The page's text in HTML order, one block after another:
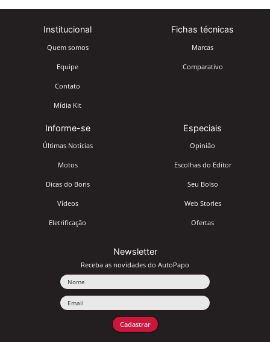
Institucional
Quem somos
Equipe
Contato
Mídia Kit
Fichas técnicas
Marcas
Comparativo
Informe-se
Últimas Notícias
Motos
Dicas do Boris
Vídeos
Eletrificação
Especiais
Opinião
Escolhas do Editor
Seu Bolso
Web Stories
Ofertas
Newsletter
Receba as novidades do AutoPapo
Cadastrar